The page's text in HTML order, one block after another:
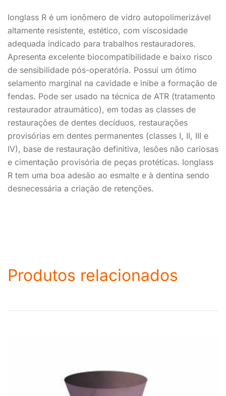
Ionglass R é um ionômero de vidro autopolimerizável
altamente resistente, estético, com viscosidade
adequada indicado para trabalhos restauradores.
Apresenta excelente biocompatibilidade e baixo risco
de sensibilidade pós-operatória. Possui um ótimo
selamento marginal na cavidade e inibe a formação de
fendas. Pode ser usado na técnica de ATR (tratamento
restaurador atraumático), em todas as classes de
restaurações de dentes decíduos, restaurações
provisórias em dentes permanentes (classes I, II, III e
IV), base de restauração definitiva, lesões não cariosas
e cimentação provisória de peças protéticas. Ionglass
R tem uma boa adesão ao esmalte e à dentina sendo
desnecessária a criação de retenções.
Produtos relacionados